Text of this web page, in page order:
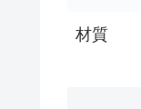
材質